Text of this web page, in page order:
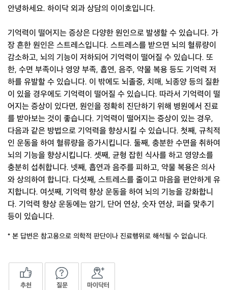
안녕하세요. 하이닥 외과 상담의 이이호입니다.
기억력이 떨어지는 증상은 다양한 원인으로 발생할 수 있습니다. 가
장 흔한 원인은 스트레스입니다. 스트레스를 받으면 뇌의 혈류량이
감소하고, 뇌의 기능이 저하되어 기억력이 떨어질 수 있습니다. 또
한, 수면 부족이나 영양 부족, 흡연, 음주, 약물 복용 등도 기억력 저
하를 유발할 수 있습니다. 이 밖에도 뇌졸중, 치매, 뇌종양 등의 질환
이 있을 경우에도 기억력이 떨어질 수 있습니다. 따라서 기억력이 떨
어지는 증상이 있다면, 원인을 정확히 진단하기 위해 병원에서 진료
를 받아보는 것이 좋습니다. 기억력이 떨어지는 증상이 있는 경우,
다음과 같은 방법으로 기억력을 향상시킬 수 있습니다. 첫째, 규칙적
인 운동을 하여 혈류량을 증가시킵니다. 둘째, 충분한 수면을 취하여
뇌의 기능을 향상시킵니다. 셋째, 균형 잡힌 식사를 하고 영양소를
충분히 섭취합니다. 넷째, 흡연과 음주를 피하고, 약물 복용은 의사
와 상의하여 합니다. 다섯째, 스트레스를 줄이고 마음을 편안하게 유
지합니다. 여섯째, 기억력 향상 운동을 하여 뇌의 기능을 강화합니
다. 기억력 향상 운동에는 암기, 단어 연상, 숫자 연상, 퍼즐 맞추기
등이 있습니다.
* 본 답변은 참고용으로 의학적 판단이나 진료행위로 해석될 수 없습니다.
추천 질문 마이닥터